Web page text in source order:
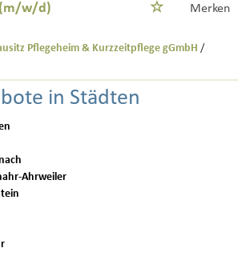
w/d) Merken
Pflegeheim & Kurzzeitpflege gGmbH /
in Städten
Ahrweiler